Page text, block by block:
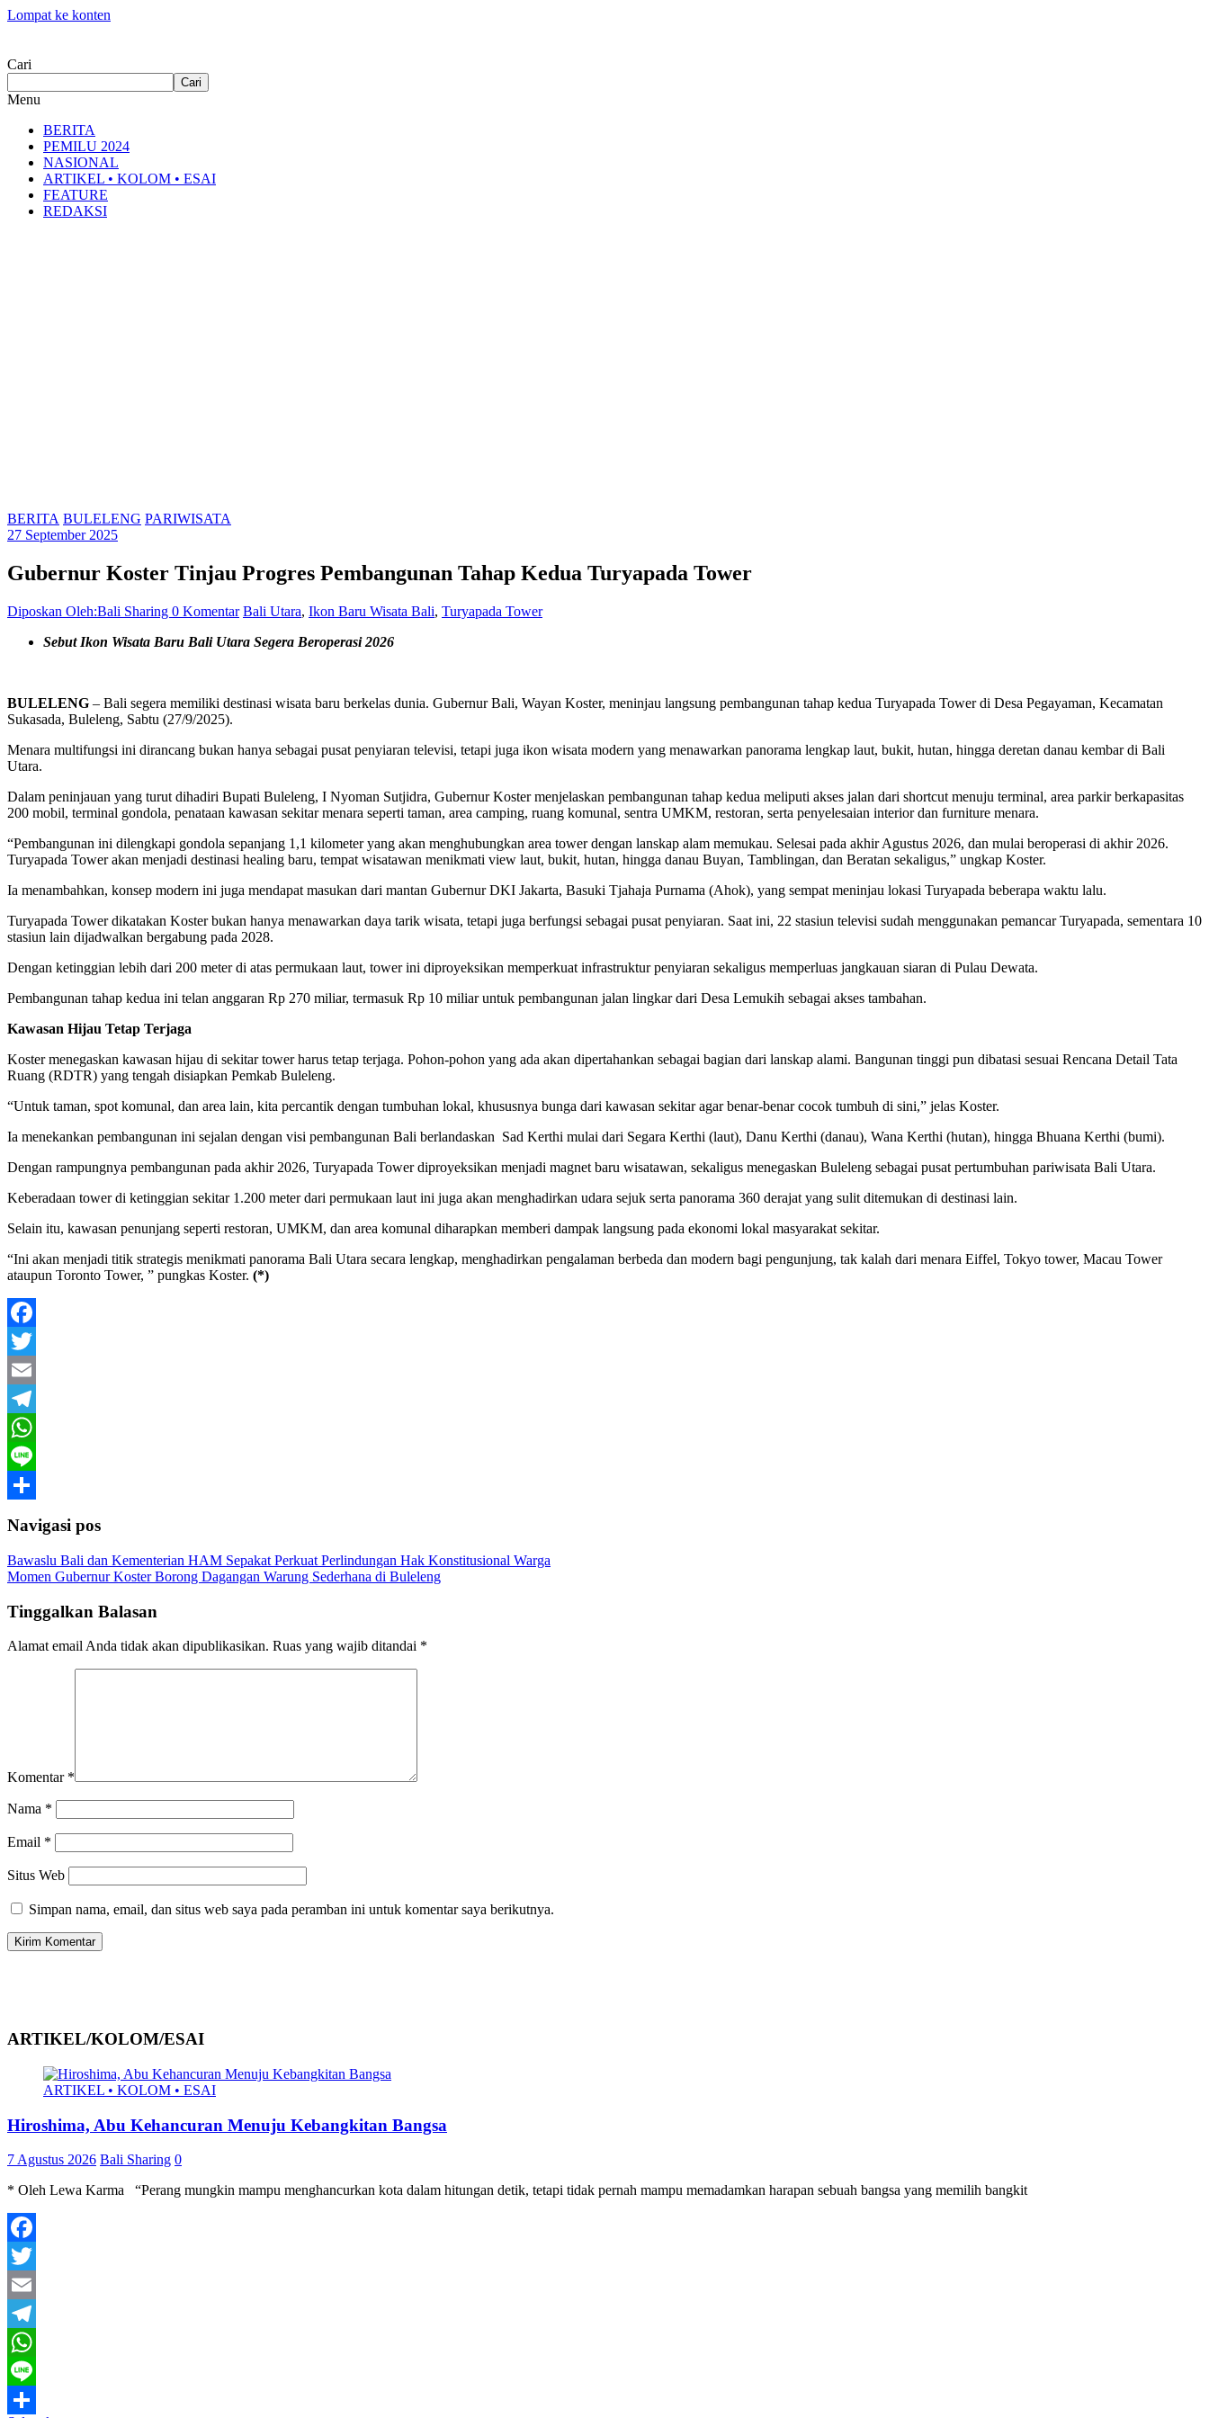
Lompat ke konten
Cari
Cari
Menu
BERITA
PEMILU 2024
NASIONAL
ARTIKEL • KOLOM • ESAI
FEATURE
REDAKSI
BERITA BULELENG PARIWISATA
27 September 2025
Gubernur Koster Tinjau Progres Pembangunan Tahap Kedua Turyapada Tower
Diposkan Oleh:Bali Sharing 0 Komentar Bali Utara, Ikon Baru Wisata Bali, Turyapada Tower
Sebut Ikon Wisata Baru Bali Utara Segera Beroperasi 2026
BULELENG – Bali segera memiliki destinasi wisata baru berkelas dunia. Gubernur Bali, Wayan Koster, meninjau langsung pembangunan tahap kedua Turyapada Tower di Desa Pegayaman, Kecamatan
Sukasada, Buleleng, Sabtu (27/9/2025).
Menara multifungsi ini dirancang bukan hanya sebagai pusat penyiaran televisi, tetapi juga ikon wisata modern yang menawarkan panorama lengkap laut, bukit, hutan, hingga deretan danau kembar di Bali
Utara.
Dalam peninjauan yang turut dihadiri Bupati Buleleng, I Nyoman Sutjidra, Gubernur Koster menjelaskan pembangunan tahap kedua meliputi akses jalan dari shortcut menuju terminal, area parkir berkapasitas
200 mobil, terminal gondola, penataan kawasan sekitar menara seperti taman, area camping, ruang komunal, sentra UMKM, restoran, serta penyelesaian interior dan furniture menara.
“Pembangunan ini dilengkapi gondola sepanjang 1,1 kilometer yang akan menghubungkan area tower dengan lanskap alam memukau. Selesai pada akhir Agustus 2026, dan mulai beroperasi di akhir 2026.
Turyapada Tower akan menjadi destinasi healing baru, tempat wisatawan menikmati view laut, bukit, hutan, hingga danau Buyan, Tamblingan, dan Beratan sekaligus,” ungkap Koster.
Ia menambahkan, konsep modern ini juga mendapat masukan dari mantan Gubernur DKI Jakarta, Basuki Tjahaja Purnama (Ahok), yang sempat meninjau lokasi Turyapada beberapa waktu lalu.
Turyapada Tower dikatakan Koster bukan hanya menawarkan daya tarik wisata, tetapi juga berfungsi sebagai pusat penyiaran. Saat ini, 22 stasiun televisi sudah menggunakan pemancar Turyapada, sementara 10
stasiun lain dijadwalkan bergabung pada 2028.
Dengan ketinggian lebih dari 200 meter di atas permukaan laut, tower ini diproyeksikan memperkuat infrastruktur penyiaran sekaligus memperluas jangkauan siaran di Pulau Dewata.
Pembangunan tahap kedua ini telan anggaran Rp 270 miliar, termasuk Rp 10 miliar untuk pembangunan jalan lingkar dari Desa Lemukih sebagai akses tambahan.
Kawasan Hijau Tetap Terjaga
Koster menegaskan kawasan hijau di sekitar tower harus tetap terjaga. Pohon-pohon yang ada akan dipertahankan sebagai bagian dari lanskap alami. Bangunan tinggi pun dibatasi sesuai Rencana Detail Tata
Ruang (RDTR) yang tengah disiapkan Pemkab Buleleng.
“Untuk taman, spot komunal, dan area lain, kita percantik dengan tumbuhan lokal, khususnya bunga dari kawasan sekitar agar benar-benar cocok tumbuh di sini,” jelas Koster.
Ia menekankan pembangunan ini sejalan dengan visi pembangunan Bali berlandaskan Sad Kerthi mulai dari Segara Kerthi (laut), Danu Kerthi (danau), Wana Kerthi (hutan), hingga Bhuana Kerthi (bumi).
Dengan rampungnya pembangunan pada akhir 2026, Turyapada Tower diproyeksikan menjadi magnet baru wisatawan, sekaligus menegaskan Buleleng sebagai pusat pertumbuhan pariwisata Bali Utara.
Keberadaan tower di ketinggian sekitar 1.200 meter dari permukaan laut ini juga akan menghadirkan udara sejuk serta panorama 360 derajat yang sulit ditemukan di destinasi lain.
Selain itu, kawasan penunjang seperti restoran, UMKM, dan area komunal diharapkan memberi dampak langsung pada ekonomi lokal masyarakat sekitar.
“Ini akan menjadi titik strategis menikmati panorama Bali Utara secara lengkap, menghadirkan pengalaman berbeda dan modern bagi pengunjung, tak kalah dari menara Eiffel, Tokyo tower, Macau Tower
ataupun Toronto Tower, ” pungkas Koster. (*)
Facebook
Twitter
Email
Telegram
WhatsApp
Line
Navigasi pos
Bawaslu Bali dan Kementerian HAM Sepakat Perkuat Perlindungan Hak Konstitusional Warga
Momen Gubernur Koster Borong Dagangan Warung Sederhana di Buleleng
Tinggalkan Balasan
Alamat email Anda tidak akan dipublikasikan. Ruas yang wajib ditandai *
Komentar *
Nama *
Email *
Situs Web
Simpan nama, email, dan situs web saya pada peramban ini untuk komentar saya berikutnya.
ARTIKEL/KOLOM/ESAI
ARTIKEL • KOLOM • ESAI
Hiroshima, Abu Kehancuran Menuju Kebangkitan Bangsa
7 Agustus 2026 Bali Sharing 0
* Oleh Lewa Karma “Perang mungkin mampu menghancurkan kota dalam hitungan detik, tetapi tidak pernah mampu memadamkan harapan sebuah bangsa yang memilih bangkit
Facebook
Twitter
Email
Telegram
WhatsApp
Line